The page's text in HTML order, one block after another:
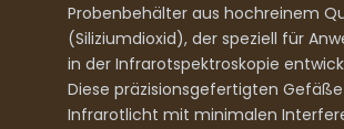
Probenbehälter aus hochreinem
(Siliziumdioxid), der speziell für
in der Infrarotspektroskopie
Diese präzisionsgefertigten
Infrarotlicht mit minimalen